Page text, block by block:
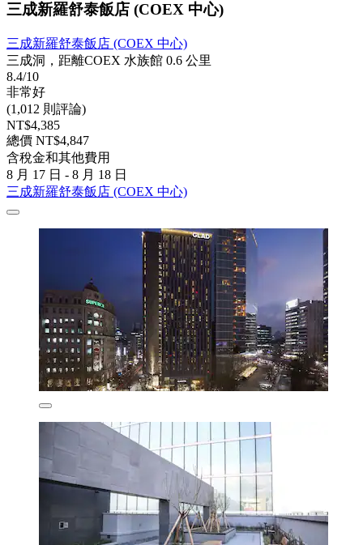
三成新羅舒泰飯店 (COEX 中心)
三成新羅舒泰飯店 (COEX 中心)
三成洞，距離COEX 水族館 0.6 公里
8.4/10
非常好
(1,012 則評論)
NT$4,385
總價 NT$4,847
含稅金和其他費用
8 月 17 日 - 8 月 18 日
三成新羅舒泰飯店 (COEX 中心)